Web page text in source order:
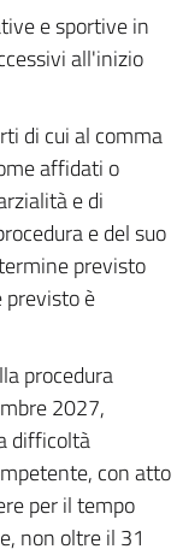
e sportive in
all'inizio
di cui al comma
affidati o
e di
e del suo
previsto
è
procedura
2027,
difficoltà
con atto
per il tempo
non oltre il 31